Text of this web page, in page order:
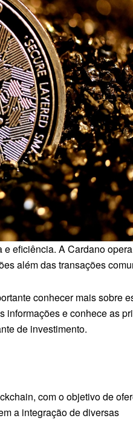
eficiência. A Cardano
além das transações
conhecer mais sobre
informações e conhece as
de investimento.
com o objetivo de
a integração de diversas